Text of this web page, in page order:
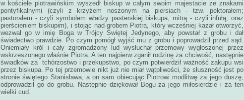
w kościele piotrawińskim wyszedł biskup w całym swoim majestacie ze znakami
pontyfikalnymi (czyli z krzyżem noszonym na piersiach - tzw. pektorałem;
pastorałem - czyli symbolem władzy pasterskiej biskupa; mitrą - czyli infułą; oraz
pierścieniem biskupim), i stojąc nad grobem Piotra, który wcześniej kazał otworzyć,
wezwał go w imię Boga w Trójcy Świętej Jedynego, aby powstał z grobu i dał
świadectwo prawdzie. Po czym pomógł wyjść mu z grobu i poprowadził przed sąd.
Oniemiały król i cały zgromadzony lud wysłuchał przemowy wygłoszonej przez
wskrzeszonego właśnie Piotra. A ten najpierw zganił rodzinę za chciwość, następnie
świadków za tchórzostwo i przekupstwo, po czym potwierdził ważność zakupu wsi
przez biskupa. Po tej przemowie nikt już nie miał wątpliwości, że słuszność jest po
stronie świętego Stanisława, a on sam obiecując Piotrowi modlitwę za jego duszę,
odprowadził go do grobu. Następnie dziękował Bogu za jego miłosierdzie i za ten
wielki cud.